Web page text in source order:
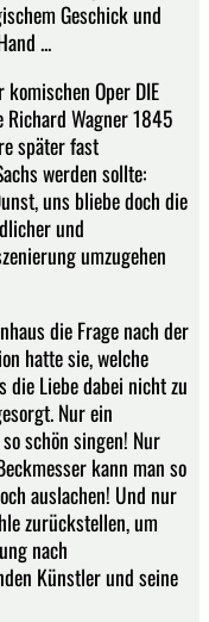
Geschick und
...
Oper DIE
Richard Wagner 1845
später fast
werden sollte:
uns bliebe doch die
und
umzugehen
die Frage nach der
hatte sie, welche
die Liebe dabei nicht zu
Nur ein
schön singen! Nur
kann man so
auslachen! Und nur
zurückstellen, um
nach
Künstler und seine